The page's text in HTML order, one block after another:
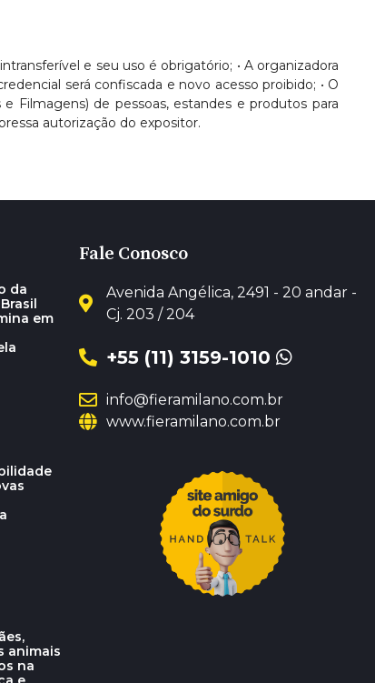
e seu uso é obrigatório; • A organizadora
será confiscada e novo acesso proibido; • O
Filmagens) de pessoas, estandes e produtos para
autorização do expositor.
da
em
animais
na
Fale Conosco
Avenida Angélica, 2491 - 20 andar -
Cj. 203 / 204
+55 (11) 3159-1010
info@fieramilano.com.br
www.fieramilano.com.br